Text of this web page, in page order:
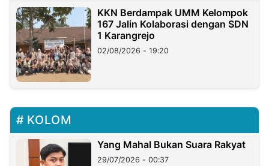
KKN Berdampak UMM Kelompok
167 Jalin Kolaborasi dengan SDN
1 Karangrejo
02/08/2026 - 19:20
KOLOM
Yang Mahal Bukan Suara Rakyat
29/07/2026 - 00:37